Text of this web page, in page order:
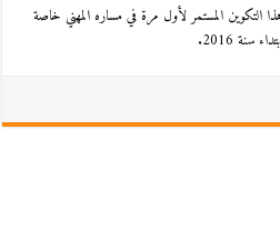
المستمر لأول مرة في مساره المهني خاصة
سنة 2016.